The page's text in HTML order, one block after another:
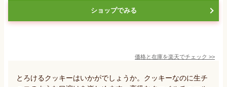
ショップでみる
価格と在庫を楽天でチェック >>
とろけるクッキーはいかがでしょうか。クッキーなのに生チ